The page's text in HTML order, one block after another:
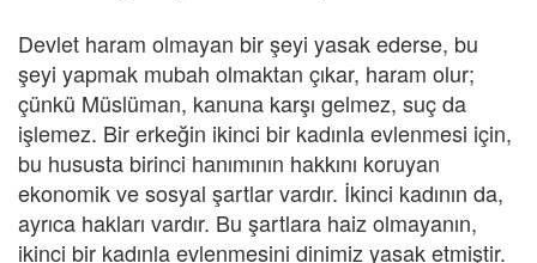
Devlet haram olmayan bir şeyi yasak ederse, bu
şeyi yapmak mubah olmaktan çıkar, haram olur;
çünkü Müslüman, kanuna karşı gelmez, suç da
işlemez. Bir erkeğin ikinci bir kadınla evlenmesi için,
bu hususta birinci hanımının hakkını koruyan
ekonomik ve sosyal şartlar vardır. İkinci kadının da,
ayrıca hakları vardır. Bu şartlara haiz olmayanın,
ikinci bir kadınla evlenmesini dinimiz yasak etmiştir.